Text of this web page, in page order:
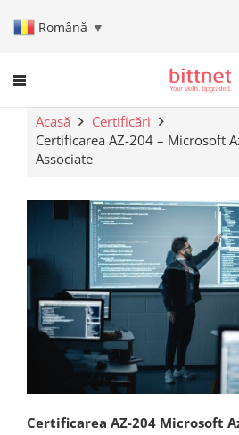
Română ▼
Acasă
Certificări
Certificarea AZ-204 – Microsoft
Associate
Certificarea AZ-204 Microsoft